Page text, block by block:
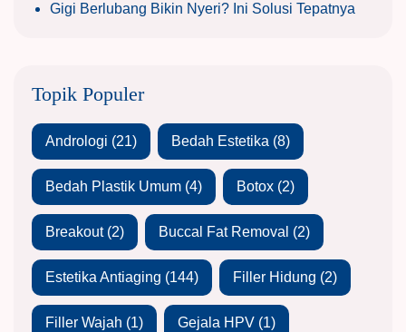
Gigi Berlubang Bikin Nyeri? Ini Solusi Tepatnya
Topik Populer
Andrologi (21) Bedah Estetika (8)
Bedah Plastik Umum (4) Botox (2)
Breakout(2) Buccal Fat Removal (2)
Estetika Antiaging (144) Filler Hidung (2)
Filler Wajah (1) Gejala HPV (1)